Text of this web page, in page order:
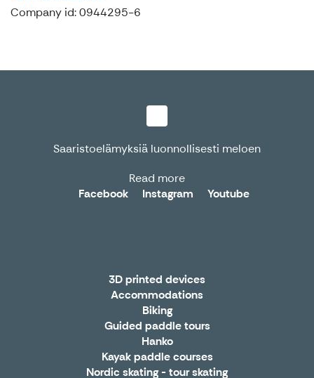
Company id: 0944295-6
Saaristoelämyksiä luonnollisesti meloen
Read more
Facebook
Instagram Youtube
3D printed devices
Accommodations
Biking
Guided paddle tours
Hanko
Kayak paddle courses
Nordic skating - tour skating